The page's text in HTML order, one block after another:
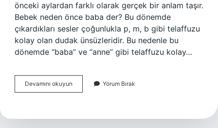
önceki aylardan farklı olarak gerçek bir anlam taşır.
Bebek neden önce baba der? Bu dönemde
çıkardıkları sesler çoğunlukla p, m, b gibi telaffuzu
kolay olan dudak ünsüzleridir. Bu nedenle bu
dönemde “baba” ve “anne” gibi telaffuzu kolay…
Devamını okuyun
Ne
Yorum Bırak